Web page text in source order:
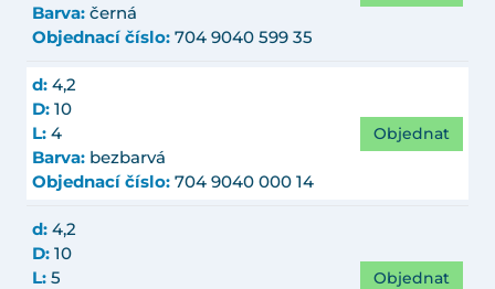
Barva: černá
Objednací číslo: 704 9040 599 35
d: 4,2
D: 10
L: 4
Barva: bezbarvá
Objednací číslo: 704 9040 000 14
Objednat
d: 4,2
D: 10
L: 5
Objednat